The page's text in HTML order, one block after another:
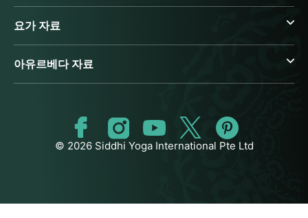
요가 자료
아유르베다 자료
© 2026 Siddhi Yoga International Pte Ltd